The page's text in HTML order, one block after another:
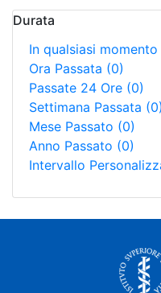
Durata
In qualsiasi momento
Ora Passata (0)
Passate 24 Ore (0)
Settimana Passata (0)
Mese Passato (0)
Anno Passato (0)
Intervallo